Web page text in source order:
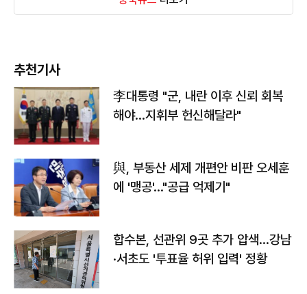
추천기사
李대통령 "군, 내란 이후 신뢰 회복
해야…지휘부 헌신해달라"
與, 부동산 세제 개편안 비판 오세훈
에 '맹공'…"공급 억제기"
합수본, 선관위 9곳 추가 압색…강남
·서초도 '투표율 허위 입력' 정황